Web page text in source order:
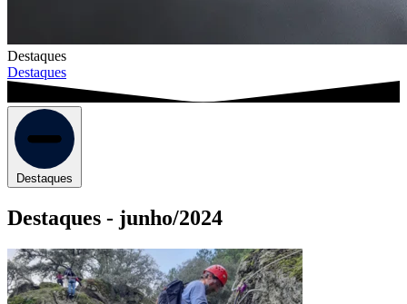
Destaques
Destaques
Destaques
Destaques - junho/2024